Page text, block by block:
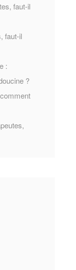
faut-il
faut-il
:
?